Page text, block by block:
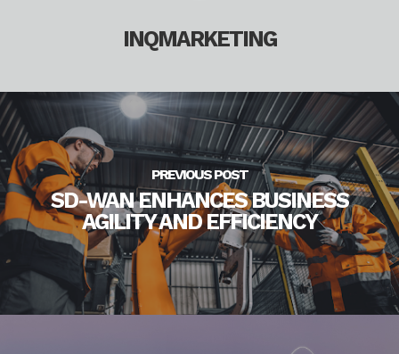
INQMARKETING
PREVIOUS POST
SD-WAN ENHANCES BUSINESS
AGILITY AND EFFICIENCY